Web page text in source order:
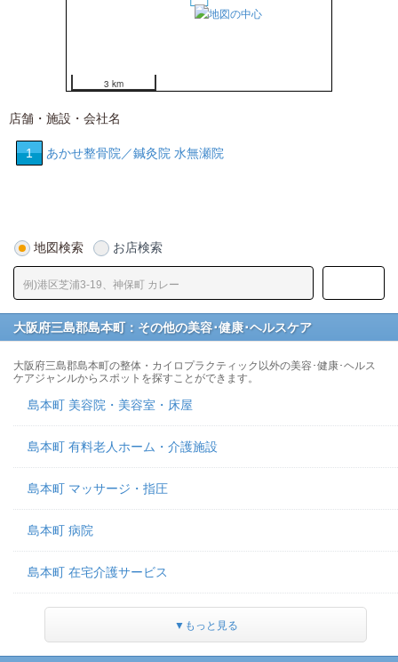
3 km
店舗・施設・会社名
1 あかせ整骨院／鍼灸院 水無瀬院
地図検索 お店検索
大阪府三島郡島本町：その他の美容･健康･ヘルスケア
大阪府三島郡島本町の整体・カイロプラクティック以外の美容･健康･ヘルス
ケアジャンルからスポットを探すことができます。
島本町 美容院・美容室・床屋
島本町 有料老人ホーム・介護施設
島本町 マッサージ・指圧
島本町 病院
島本町 在宅介護サービス
▼もっと見る